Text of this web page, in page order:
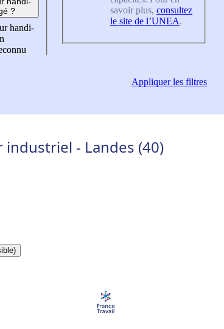
?
handi-
savoir plus, consultez
le site de l’UNEA.
Appliquerles filtres
- Landes (40)